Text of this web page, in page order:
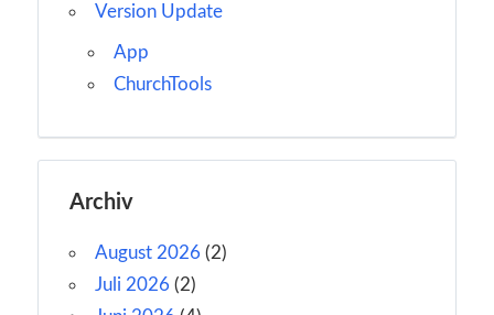
Version Update
App
ChurchTools
Archiv
August 2026 (2)
Juli 2026 (2)